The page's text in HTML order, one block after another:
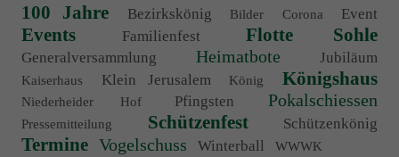
100 Jahre Bezirkskönig Bilder Corona Event
Events Familienfest Flotte Sohle
Generalversammlung Heimatbote Jubiläum
Kaiserhaus Klein Jerusalem König Königshaus
Niederheider Hof Pfingsten Pokalschiessen
Pressemitteilung Schützenfest Schützenkönig
Termine Vogelschuss Winterball WWWK